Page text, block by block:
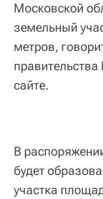
Московской
земельный
метров,
сайте.
В
будет
участка